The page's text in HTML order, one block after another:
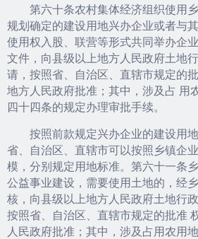
第六十条农村集体经济组织使用
规划确定的建设用地兴办企业或者与
使用权入股、联营等形式共同举办企
文件，向县级以上地方人民政府土地
请，按照省、自治区、直辖市规定的
地方人民政府批准；其中，涉及占 用
四十四条的规定办理审批手续。
按照前款规定兴办企业的建设用地
省、自治区、直辖市可以按照乡镇企
模，分别规定用地标准。第六十一条
公益事业建设，需要使用土地的，经
核，向县级以上地方人民政府土地行
按照省、自治区、直辖市规定的批准
人民政府批准；其中，涉及占用农用